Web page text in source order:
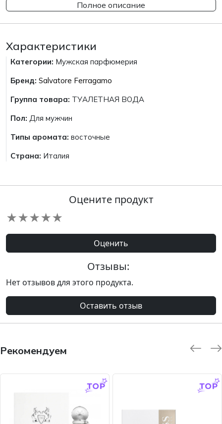
Полное описание
Характеристики
Категории: Мужская парфюмерия
Бренд: Salvatore Ferragamo
Группа товара: ТУАЛЕТНАЯ ВОДА
Пол: Для мужчин
Типы аромата: восточные
Страна: Италия
Оцените продукт
★
★
★
★
★
Оценить
Отзывы:
Нет отзывов для этого продукта.
Оставить отзыв
Рекомендуем